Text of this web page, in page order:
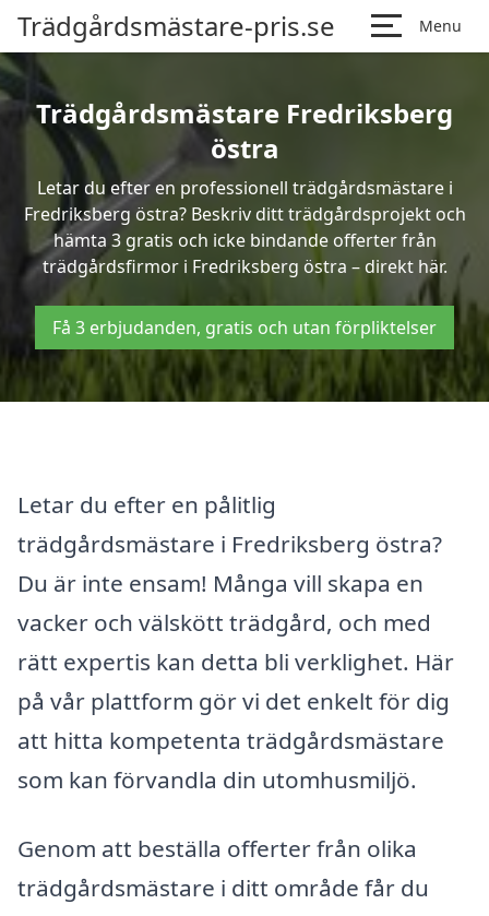
Trädgårdsmästare-pris.se Menu
Trädgårdsmästare Fredriksberg
östra
Letar du efter en professionell trädgårdsmästare i
Fredriksberg östra? Beskriv ditt trädgårdsprojekt och
hämta 3 gratis och icke bindande offerter från
trädgårdsfirmor i Fredriksberg östra – direkt här.
Få 3 erbjudanden, gratis och utan förpliktelser
Letar du efter en pålitlig
trädgårdsmästare i Fredriksberg östra?
Du är inte ensam! Många vill skapa en
vacker och välskött trädgård, och med
rätt expertis kan detta bli verklighet. Här
på vår plattform gör vi det enkelt för dig
att hitta kompetenta trädgårdsmästare
som kan förvandla din utomhusmiljö.
Genom att beställa offerter från olika
trädgårdsmästare i ditt område får du